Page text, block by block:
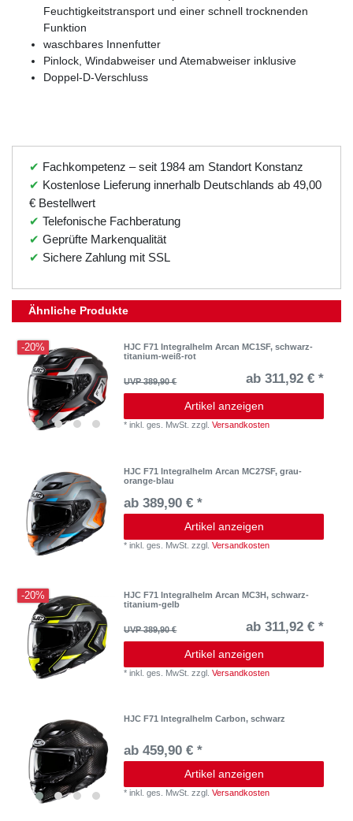
Feuchtigkeitstransport und einer schnell trocknenden
Funktion
waschbares Innenfutter
Pinlock, Windabweiser und Atemabweiser inklusive
Doppel-D-Verschluss
✔ Fachkompetenz – seit 1984 am Standort Konstanz
✔ Kostenlose Lieferung innerhalb Deutschlands ab 49,00
€ Bestellwert
✔ Telefonische Fachberatung
✔ Geprüfte Markenqualität
✔ Sichere Zahlung mit SSL
Ähnliche Produkte
-20%
HJC F71 Integralhelm Arcan MC1SF, schwarz-
titanium-weiß-rot
UVP 389,90 € ab 311,92 € *
Artikel anzeigen
*inkl. ges. MwSt. zzgl.Versandkosten
HJC F71 Integralhelm Arcan MC27SF, grau-
orange-blau
ab 389,90 € *
Artikel anzeigen
*inkl. ges. MwSt. zzgl.Versandkosten
-20%
HJC F71 Integralhelm Arcan MC3H, schwarz-
titanium-gelb
UVP 389,90 € ab 311,92 € *
Artikel anzeigen
*inkl. ges. MwSt. zzgl.Versandkosten
HJC F71 Integralhelm Carbon, schwarz
ab 459,90 € *
Artikel anzeigen
*inkl. ges. MwSt. zzgl.Versandkosten